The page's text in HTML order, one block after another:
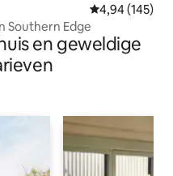
Gemiddelde
4,94 (145)
Southern Edge
en geweldige